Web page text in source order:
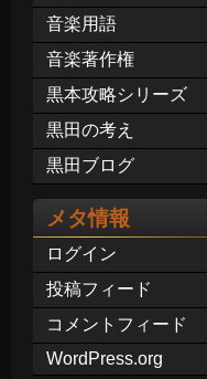
音楽用語
音楽著作権
黒本攻略シリーズ
黒田の考え
黒田ブログ
メタ情報
ログイン
投稿フィード
コメントフィード
WordPress.org